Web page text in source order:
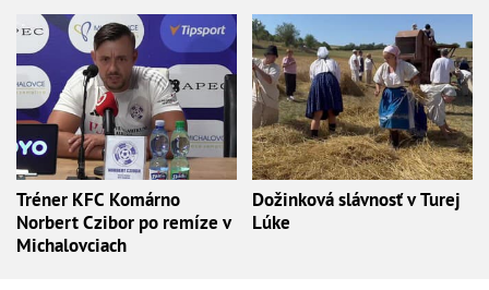
Tréner KFC Komárno
Norbert Czibor po remíze v
Michalovciach
Dožinková slávnosť v Turej
Lúke